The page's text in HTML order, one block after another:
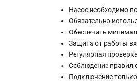
Насос необходимо
Обязательно
Обеспечить
Защита от работы
Регулярная
Соблюдение правил
Подключение